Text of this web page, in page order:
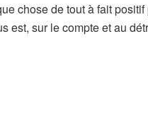
chose de tout à fait positif
est, sur le compte et au